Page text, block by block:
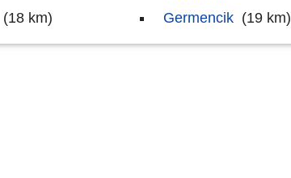
(18 km)
Germencik (19 km)